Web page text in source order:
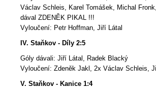
Václav Schleis, Karel Tomášek, Michal
dával ZDENĚK PIKAL !!!
Vyloučení: Petr Hoffman, Jiří Látal
IV. Staňkov - Díly 2:5
Góly dávali: Jiří Látal, Radek Blacký
Vyloučení: Zdeněk Jakl, 2x Václav Schleis,
V. Staňkov - Kanice 1:4